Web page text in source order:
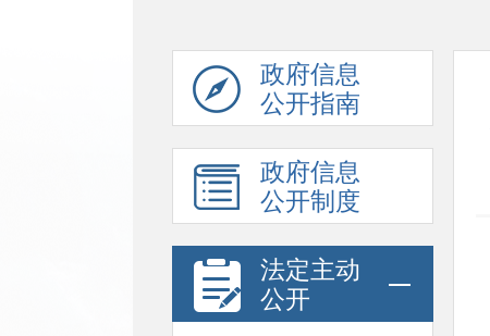
政府信息
公开指南
政府信息
公开制度
法定主动
公开